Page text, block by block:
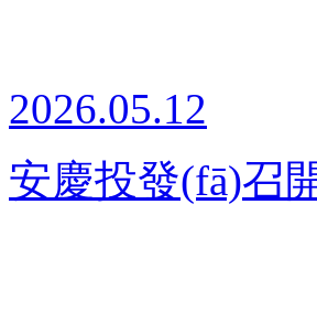
2026.05.12
安慶投發(fā)召